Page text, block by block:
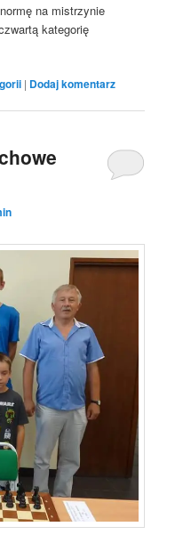
na mistrzynie
kategorię
| Dodaj komentarz